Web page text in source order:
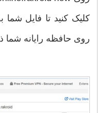
کلیک کنید تا فایل
روی حافظه رایانه شما